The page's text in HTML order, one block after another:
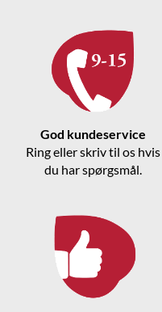
God kundeservice
Ring eller skriv til os hvis
du har spørgsmål.